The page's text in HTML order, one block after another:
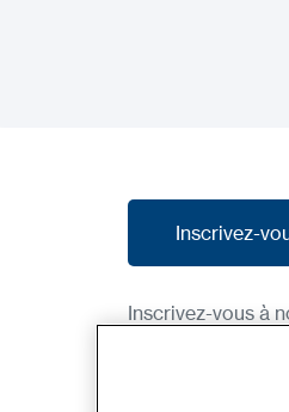
Inscrivez-
Inscrivez-
Inscrivez-vous à